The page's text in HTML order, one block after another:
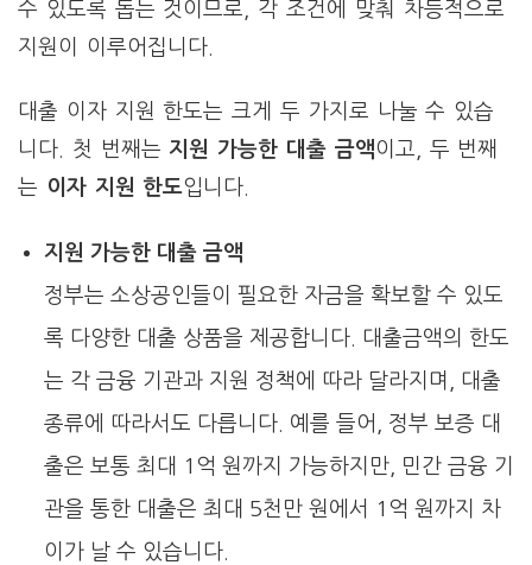
수 있도록 돕는 것이므로, 각 조건에 맞춰 차등적으로
지원이 이루어집니다.
대출 이자 지원 한도는 크게 두 가지로 나눌 수 있습
니다. 첫 번째는 지원 가능한 대출 금액이고, 두 번째
는 이자 지원 한도입니다.
지원 가능한 대출 금액
정부는 소상공인들이 필요한 자금을 확보할 수 있도
록 다양한 대출 상품을 제공합니다. 대출금액의 한도
는 각 금융 기관과 지원 정책에 따라 달라지며, 대출
종류에 따라서도 다릅니다. 예를 들어, 정부 보증 대
출은 보통 최대 1억 원까지 가능하지만, 민간 금융 기
관을 통한 대출은 최대 5천만 원에서 1억 원까지 차
이가 날 수 있습니다.